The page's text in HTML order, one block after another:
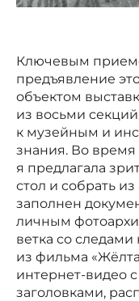
Ключевым
предъявление
объектом
из восьми
к музейным и
знания. Во время
я предлагала
стол и собрать
заполнен
личным
ветка со
из фильма
интернет-видео
заголовками,